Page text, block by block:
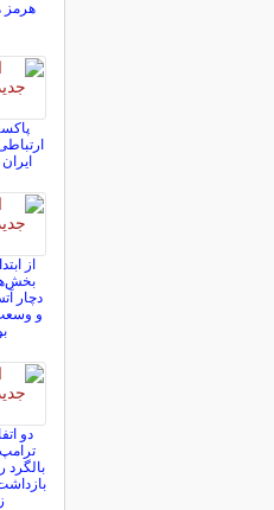
هرمز
از
دچار
و
دو